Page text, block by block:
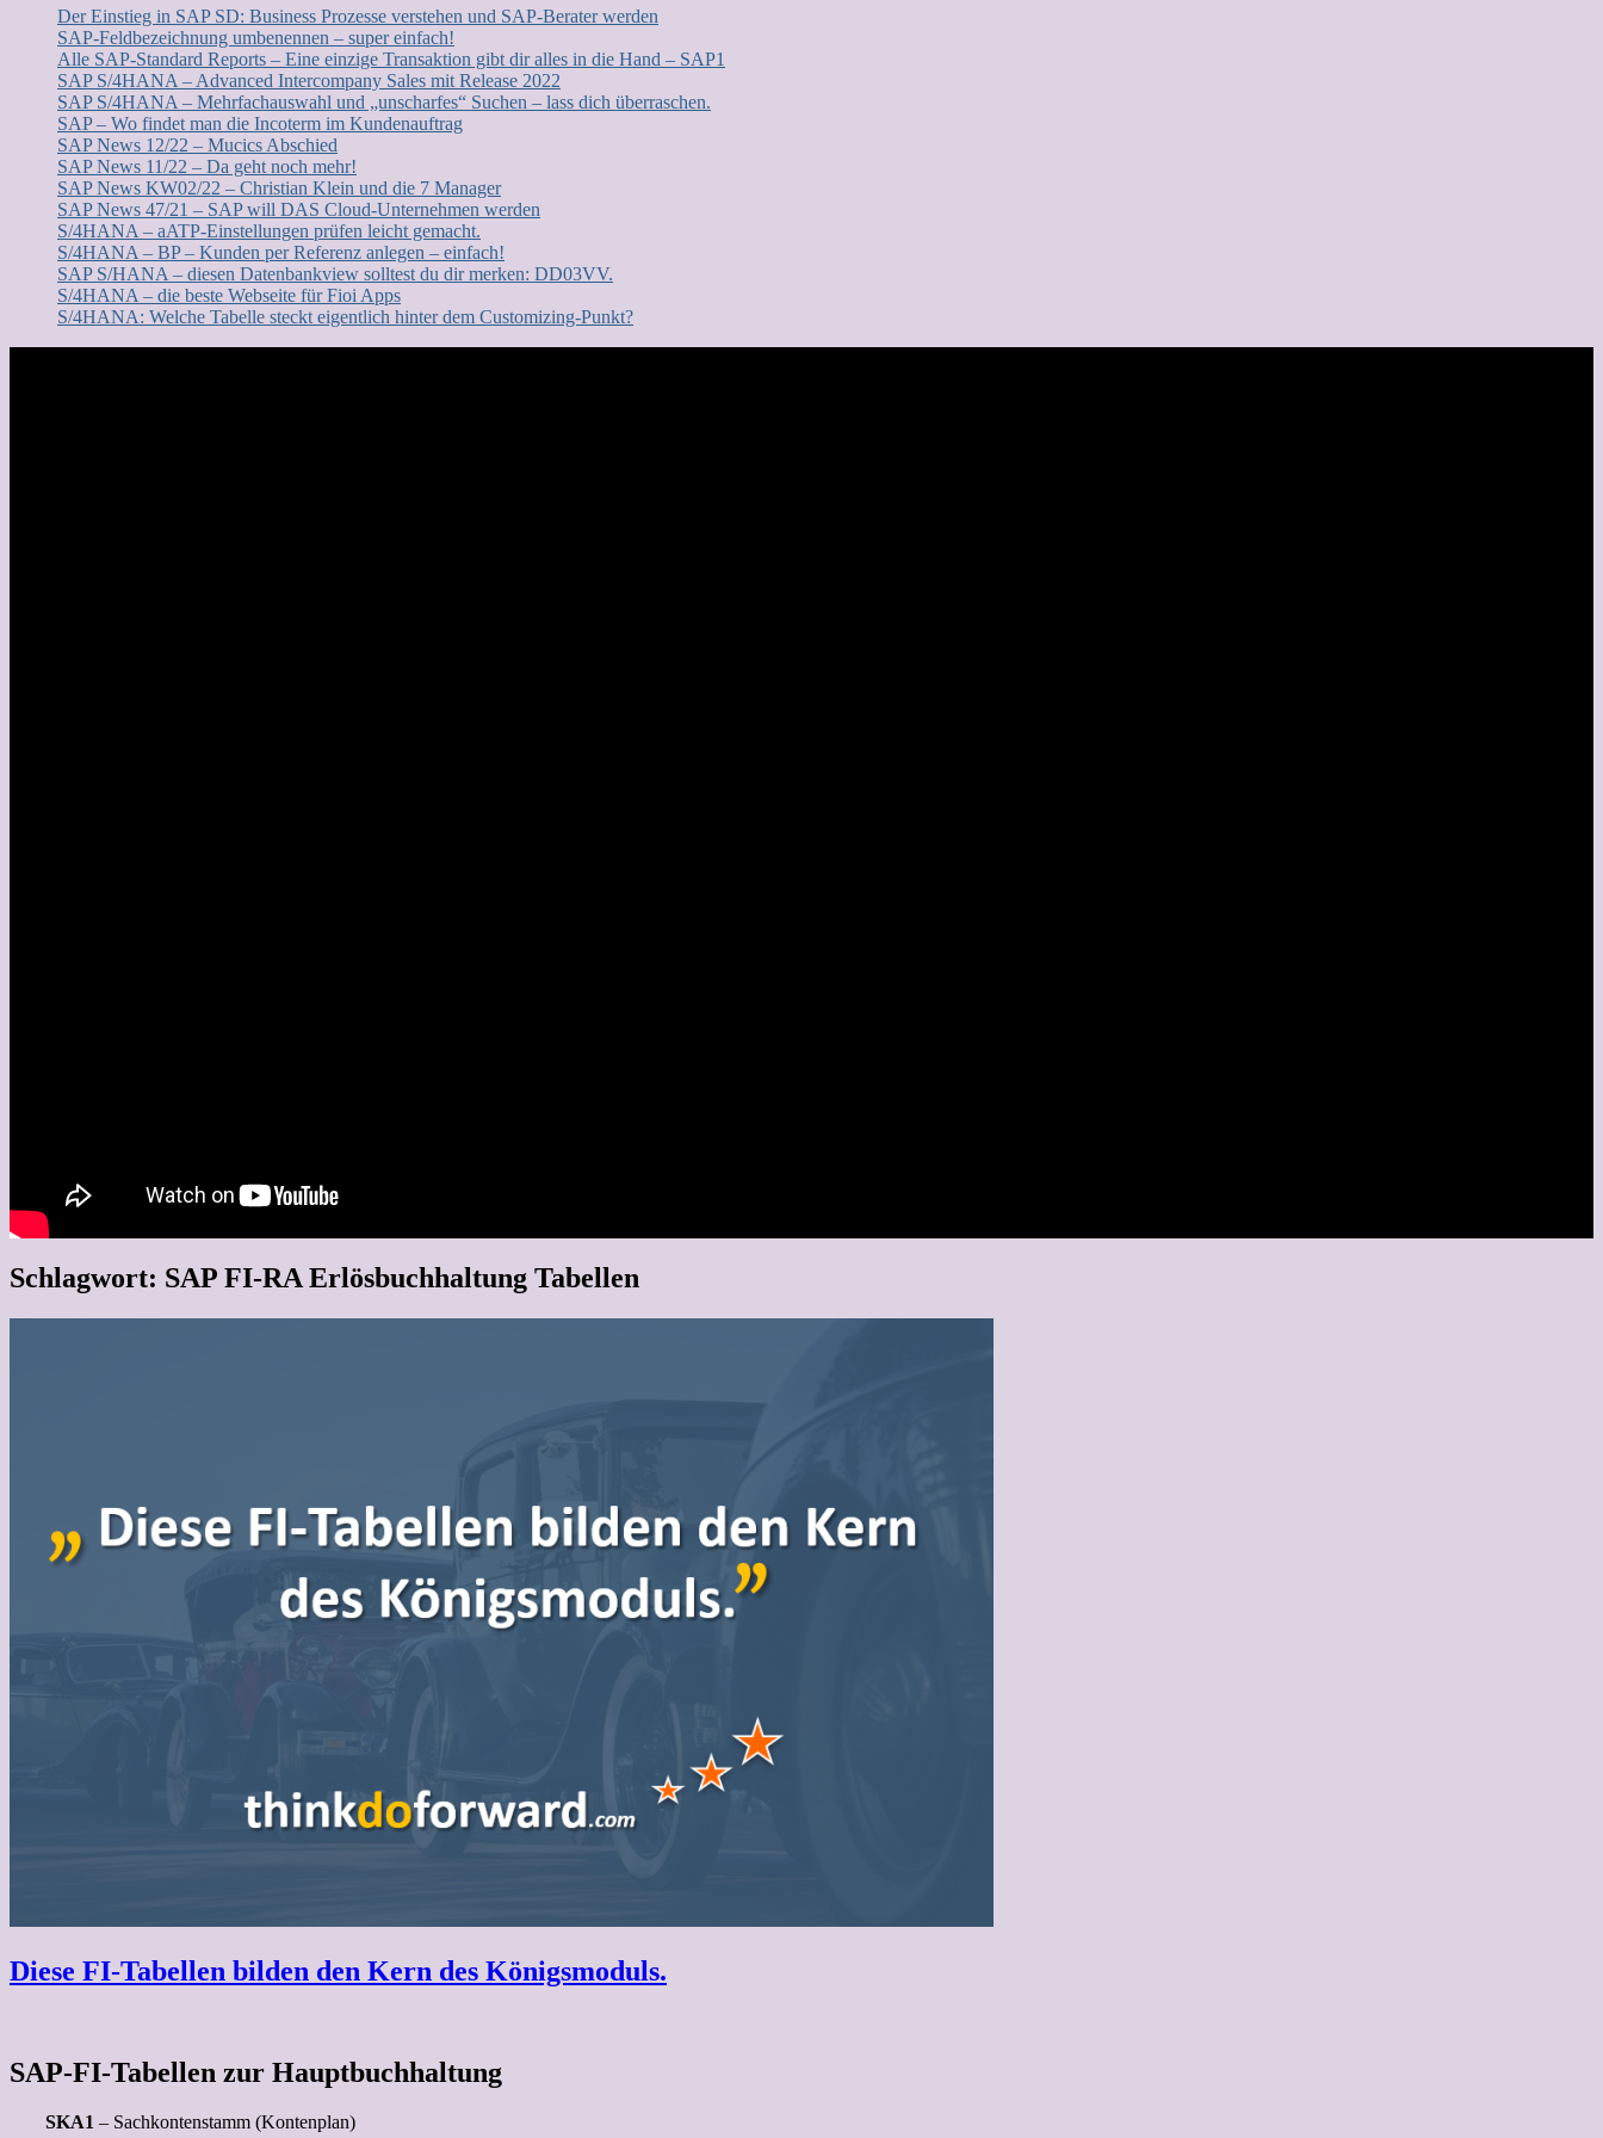
Der Einstieg in SAP SD: Business Prozesse verstehen und SAP-Berater werden
SAP-Feldbezeichnung umbenennen – super einfach!
Alle SAP-Standard Reports – Eine einzige Transaktion gibt dir alles in die Hand – SAP1
SAP S/4HANA – Advanced Intercompany Sales mit Release 2022
SAP S/4HANA – Mehrfachauswahl und „unscharfes“ Suchen – lass dich überraschen.
SAP – Wo findet man die Incoterm im Kundenauftrag
SAP News 12/22 – Mucics Abschied
SAP News 11/22 – Da geht noch mehr!
SAP News KW02/22 – Christian Klein und die 7 Manager
SAP News 47/21 – SAP will DAS Cloud-Unternehmen werden
S/4HANA – aATP-Einstellungen prüfen leicht gemacht.
S/4HANA – BP – Kunden per Referenz anlegen – einfach!
SAP S/HANA – diesen Datenbankview solltest du dir merken: DD03VV.
S/4HANA – die beste Webseite für Fioi Apps
S/4HANA: Welche Tabelle steckt eigentlich hinter dem Customizing-Punkt?
Schlagwort: SAP FI-RA Erlösbuchhaltung Tabellen
Diese FI-Tabellen bilden den Kern des Königsmoduls.
SAP-FI-Tabellen zur Hauptbuchhaltung
SKA1 – Sachkontenstamm (Kontenplan)